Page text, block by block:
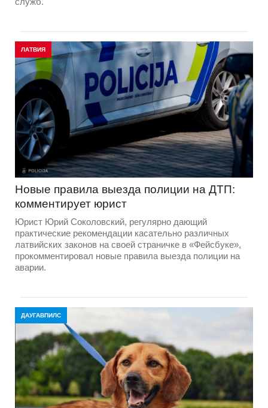
ЛАТВИЯ
Новые правила выезда полиции на ДТП:
комментирует юрист
Юрист Юрий Соколовский, регулярно дающий
практические рекомендации касательно различных
латвийских законов на своей страничке в «Фейсбуке»,
прокомментировал новые правила выезда полиции на
аварии.
ДАУГАВПИЛС